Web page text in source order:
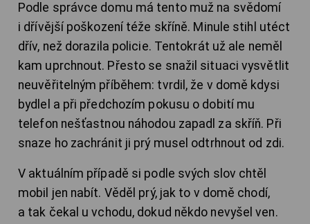
Podle správce domu má tento muž na svědomí
i dřívější poškození téže skříně. Minule stihl utéct
dřív, než dorazila policie. Tentokrát už ale neměl
kam uprchnout. Přesto se snažil situaci vysvětlit
neuvěřitelným příběhem: tvrdil, že v domě kdysi
bydlel a při předchozím pokusu o dobití mu
telefon nešťastnou náhodou zapadl za skříň. Při
snaze ho zachránit ji prý musel odtrhnout od zdi.
V aktuálním případě si podle svých slov chtěl
mobil jen nabít. Věděl prý, jak to v domě chodí,
a tak čekal u vchodu, dokud někdo nevyšel ven.